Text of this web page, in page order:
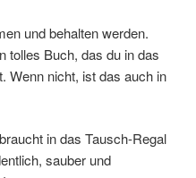
und behalten werden.
tolles Buch, das du in das
Wenn nicht, ist das auch in
in das Tausch-Regal
sauber und